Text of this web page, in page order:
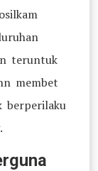
teruntuk
membet
berperilaku